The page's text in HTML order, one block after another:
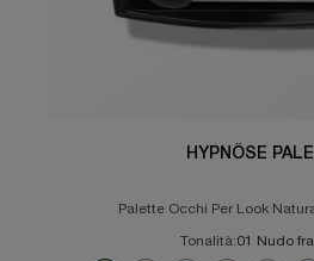
HYPNÔSE
Palette Occhi Per Look
Tonalità:01 Nudo